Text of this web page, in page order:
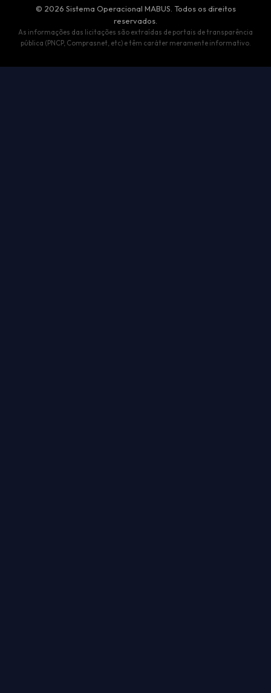
© 2026 Sistema Operacional MABUS. Todos os direitos
reservados.
As informações das licitações são extraídas de portais de transparência
pública (PNCP, Comprasnet, etc) e têm caráter meramente informativo.